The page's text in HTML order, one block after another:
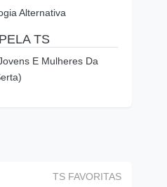
Alternativa
TS
E Mulheres Da
TS FAVORITAS